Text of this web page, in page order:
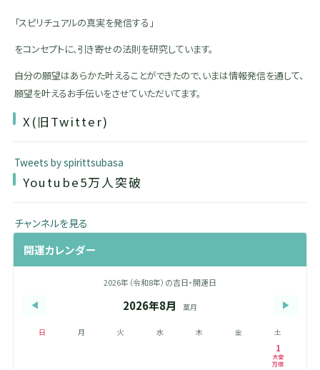
「スピリチュアルの真実を発信する」
をコンセプトに、引き寄せの法則を研究しています。
自分の願望はあらかた叶えることができたので、いまは情報発信を通して、
願望を叶えるお手伝いをさせていただいてます。
X(旧Twitter)
Tweets by spirittsubasa
Youtube5万人突破
チャンネルを見る
開運カレンダー
2026年（令和8年）の吉日・開運日
◀ 2026年8月 葉月 ▶
日 月 火 水 木 金 土
1
大安
万倍